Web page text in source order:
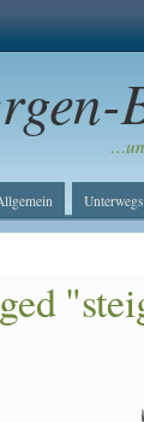
Unterwegs